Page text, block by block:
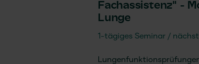
Fachassistenz" -
Lunge
1-tägiges Seminar